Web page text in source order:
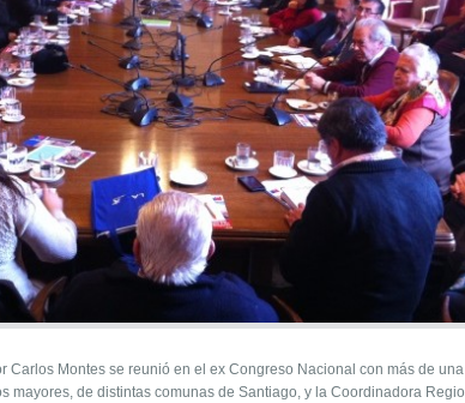
Carlos Montes se reunió en el ex Congreso Nacional con más de una
mayores, de distintas comunas de Santiago, y la Coordinadora